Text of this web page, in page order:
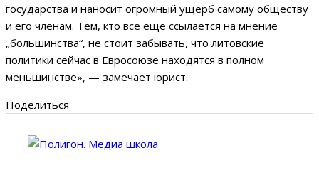
государства и наносит огромный ущерб самому обществу
и его членам. Тем, кто все еще ссылается на мнение
„большинства“, не стоит забывать, что литовские
политики сейчас в Евросоюзе находятся в полном
меньшинстве», — замечает юрист.
Поделиться